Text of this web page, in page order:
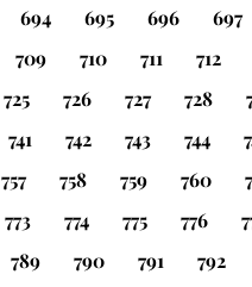
694 695 696 697
709 710 711 712
725 726 727 728
741 742 743 744
757 758 759 760
773 774 775 776
789 790 791 792